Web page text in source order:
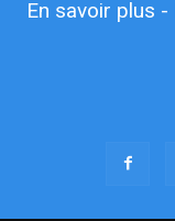
En savoir plus -